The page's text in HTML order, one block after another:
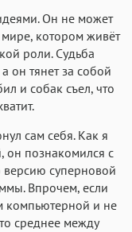
Он не может
мире, котором живёт
роли. Судьба
он тянет за собой
и собак съел, что
сам себя. Как я
он познакомился с
суперновой
Впрочем, если
компьютерной и не
среднее между